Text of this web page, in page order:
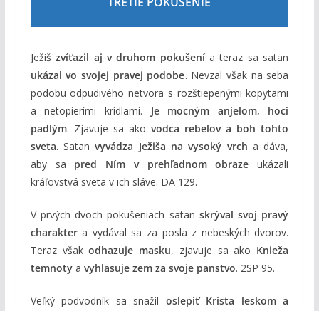
Ježišzvíťazil aj v druhom pokušenía teraz sa satan
ukázal vo svojej pravej podobe. Nevzal však na seba
podobu odpudivého netvora s rozštiepenými kopytami
a netopierími krídlami. Je mocným anjelom, hoci
padlým. Zjavuje sa ako vodca rebelov a boh tohto
sveta. Satanvyvádza Ježiša na vysoký vrch a dáva,
aby sa pred Ním v prehľadnom obraze ukázali
kráľovstvá sveta v ich sláve. DA 129.
V prvých dvoch pokušeniach satan skrýval svoj pravý
charaktera vydával sa za posla z nebeských dvorov.
Teraz všakodhazuje masku, zjavuje sa ako Knieža
temnotya vyhlasuje zem za svoje panstvo. 2SP 95.
Veľký podvodník sa snažil oslepiť Krista leskom a